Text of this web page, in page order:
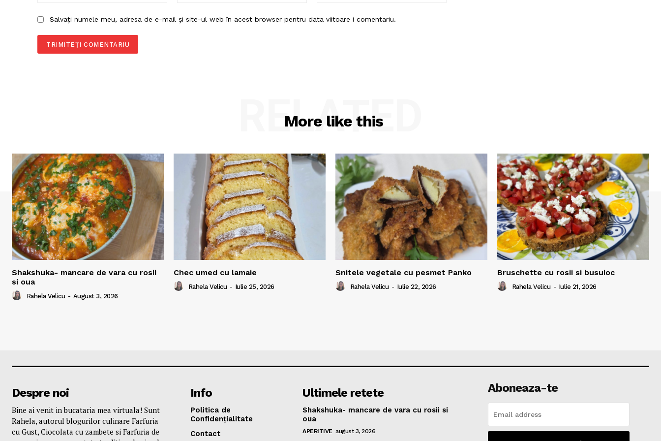
Salvați numele meu, adresa de e-mail și site-ul web în acest browser pentru data viitoare i comentariu.
More like this
RELATED
Shakshuka- mancare de vara cu rosii
si oua
Rahela Velicu - August 3, 2026
Chec umed cu lamaie
Rahela Velicu - Iulie 25, 2026
Snitele vegetale cu pesmet Panko
Rahela Velicu - Iulie 22, 2026
Bruschette cu rosii si busuioc
Rahela Velicu - Iulie 21, 2026
Despre noi
Bine ai venit in bucataria mea virtuala! Sunt
Rahela, autorul blogurilor culinare Farfuria
cu Gust, Ciocolata cu zambete si Farfuria de
Info
Politica de
Confidențialitate
Contact
Ultimele retete
Shakshuka- mancare de vara cu rosii si
oua
APERITIVE august 3, 2026
Aboneaza-te